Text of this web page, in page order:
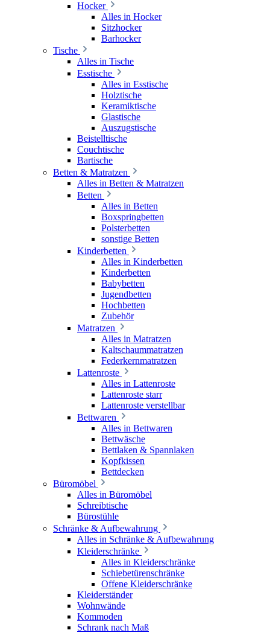
Hocker
Alles in Hocker
Sitzhocker
Barhocker
Tische
Alles in Tische
Esstische
Alles in Esstische
Holztische
Keramiktische
Glastische
Auszugstische
Beistelltische
Couchtische
Bartische
Betten & Matratzen
Alles in Betten & Matratzen
Betten
Alles in Betten
Boxspringbetten
Polsterbetten
sonstige Betten
Kinderbetten
Alles in Kinderbetten
Kinderbetten
Babybetten
Jugendbetten
Hochbetten
Zubehör
Matratzen
Alles in Matratzen
Kaltschaummatratzen
Federkernmatratzen
Lattenroste
Alles in Lattenroste
Lattenroste starr
Lattenroste verstellbar
Bettwaren
Alles in Bettwaren
Bettwäsche
Bettlaken & Spannlaken
Kopfkissen
Bettdecken
Büromöbel
Alles in Büromöbel
Schreibtische
Bürostühle
Schränke & Aufbewahrung
Alles in Schränke & Aufbewahrung
Kleiderschränke
Alles in Kleiderschränke
Schiebetürenschränke
Offene Kleiderschränke
Kleiderständer
Wohnwände
Kommoden
Schrank nach Maß